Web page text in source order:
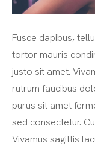
Fusce dapibus,
tortor mauris
justo sit amet.
rutrum faucibus
purus sit amet
sed consectetur.
Vivamus sagittis